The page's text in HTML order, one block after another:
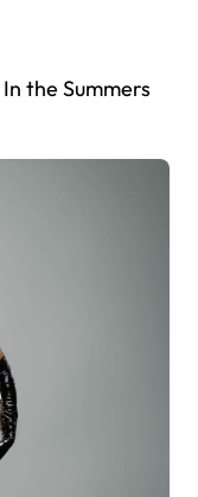
the Summers